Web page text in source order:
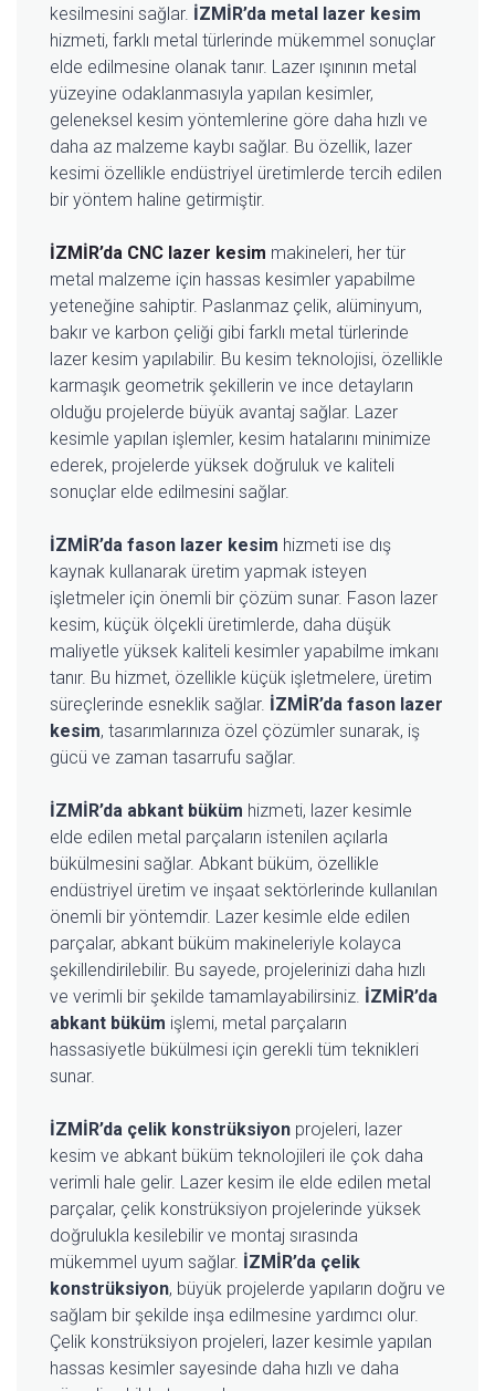
kesilmesini sağlar. İZMİR’da metal lazer kesim
hizmeti, farklı metal türlerinde mükemmel sonuçlar
elde edilmesine olanak tanır. Lazer ışınının metal
yüzeyine odaklanmasıyla yapılan kesimler,
geleneksel kesim yöntemlerine göre daha hızlı ve
daha az malzeme kaybı sağlar. Bu özellik, lazer
kesimi özellikle endüstriyel üretimlerde tercih edilen
bir yöntem haline getirmiştir.
İZMİR’da CNC lazer kesim makineleri, her tür
metal malzeme için hassas kesimler yapabilme
yeteneğine sahiptir. Paslanmaz çelik, alüminyum,
bakır ve karbon çeliği gibi farklı metal türlerinde
lazer kesim yapılabilir. Bu kesim teknolojisi, özellikle
karmaşık geometrik şekillerin ve ince detayların
olduğu projelerde büyük avantaj sağlar. Lazer
kesimle yapılan işlemler, kesim hatalarını minimize
ederek, projelerde yüksek doğruluk ve kaliteli
sonuçlar elde edilmesini sağlar.
İZMİR’da fason lazer kesim hizmeti ise dış
kaynak kullanarak üretim yapmak isteyen
işletmeler için önemli bir çözüm sunar. Fason lazer
kesim, küçük ölçekli üretimlerde, daha düşük
maliyetle yüksek kaliteli kesimler yapabilme imkanı
tanır. Bu hizmet, özellikle küçük işletmelere, üretim
süreçlerinde esneklik sağlar. İZMİR’da fason lazer
kesim, tasarımlarınıza özel çözümler sunarak, iş
gücü ve zaman tasarrufu sağlar.
İZMİR’da abkant büküm hizmeti, lazer kesimle
elde edilen metal parçaların istenilen açılarla
bükülmesini sağlar. Abkant büküm, özellikle
endüstriyel üretim ve inşaat sektörlerinde kullanılan
önemli bir yöntemdir. Lazer kesimle elde edilen
parçalar, abkant büküm makineleriyle kolayca
şekillendirilebilir. Bu sayede, projelerinizi daha hızlı
ve verimli bir şekilde tamamlayabilirsiniz. İZMİR’da
abkant büküm işlemi, metal parçaların
hassasiyetle bükülmesi için gerekli tüm teknikleri
sunar.
İZMİR’da çelik konstrüksiyon projeleri, lazer
kesim ve abkant büküm teknolojileri ile çok daha
verimli hale gelir. Lazer kesim ile elde edilen metal
parçalar, çelik konstrüksiyon projelerinde yüksek
doğrulukla kesilebilir ve montaj sırasında
mükemmel uyum sağlar. İZMİR’da çelik
konstrüksiyon, büyük projelerde yapıların doğru ve
sağlam bir şekilde inşa edilmesine yardımcı olur.
Çelik konstrüksiyon projeleri, lazer kesimle yapılan
hassas kesimler sayesinde daha hızlı ve daha